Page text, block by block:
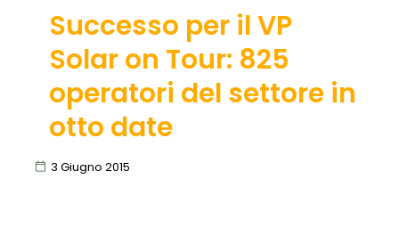
Successo per il VP
Solar on Tour: 825
operatori del settore in
otto date
3 Giugno 2015